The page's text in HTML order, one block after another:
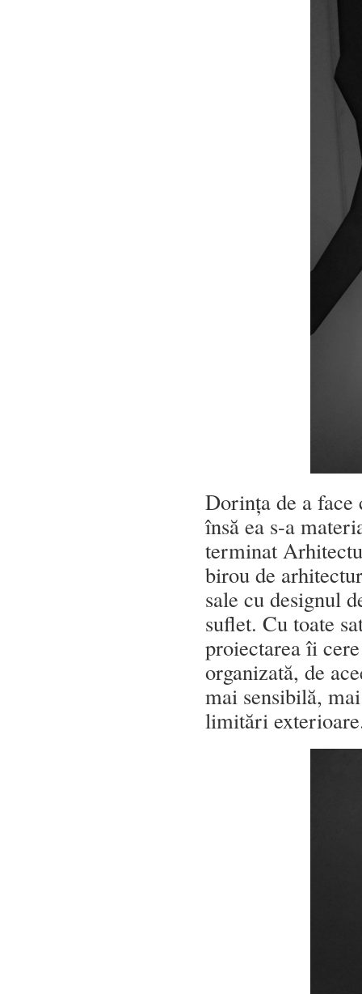
Dorința de a
însă ea s-a
terminat
birou de
sale cu designul
suflet. Cu toate
proiectarea îi
organizată, de
mai sensibilă,
limitări